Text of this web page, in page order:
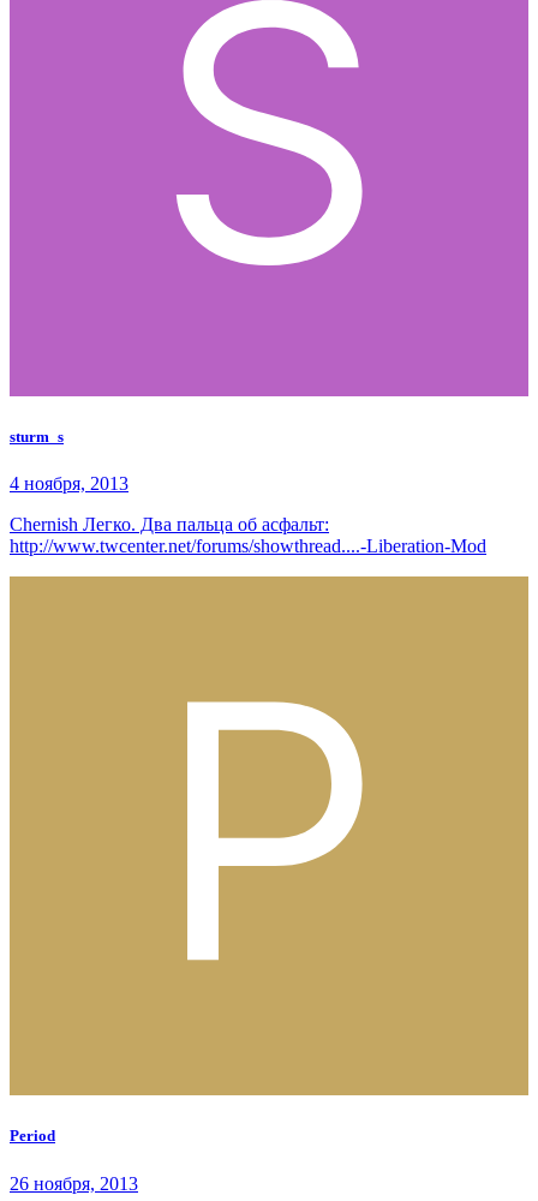
sturm_s
4 ноября, 2013
Chernish Легко. Два пальца об асфальт:
http://www.twcenter.net/forums/showthread....-Liberation-Mod
Period
26 ноября, 2013